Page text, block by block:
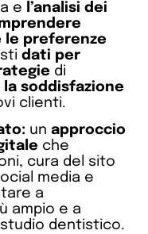
e
l’analisi dei
le preferenze
dati per
di
soddisfazione
clienti.
un approccio
che
cura del sito
media e
a
ampio e a
dentistico.